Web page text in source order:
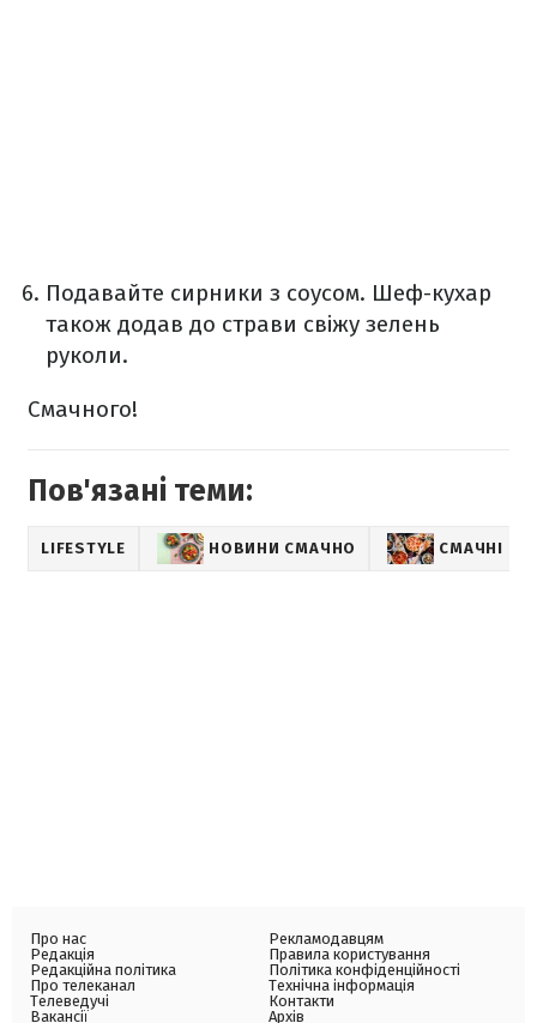
Подавайте сирники з соусом. Шеф-кухар
також додав до страви свіжу зелень
руколи.
Смачного!
Пов'язані теми:
LIFESTYLE НОВИНИ СМАЧНО СМАЧНІ
Про нас
Редакція
Редакційна політика
Про телеканал
Телеведучі
Вакансії
Рекламодавцям
Правила користування
Політика конфіденційності
Технічна інформація
Контакти
Архів